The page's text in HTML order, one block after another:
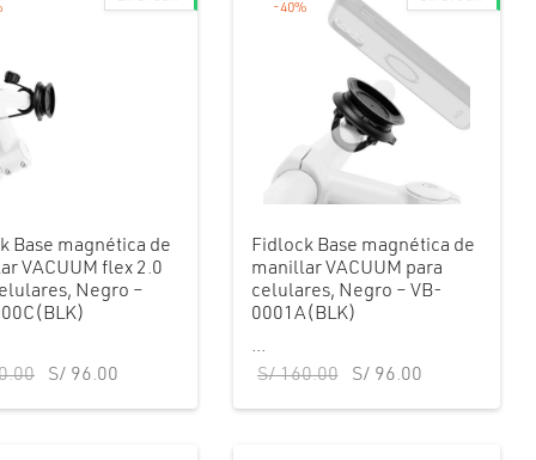
Base magnética de
VACUUM flex 2.0
Negro –
El precio
S/ 96.00
-40%
Fidlock Base magnética de
manillar VACUUM para
celulares, Negro – VB-
0001A(BLK)
...
S/160.00
El precio
S/ 96.00